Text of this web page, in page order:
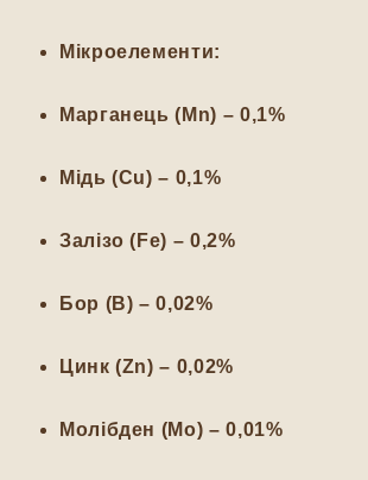
Мікроелементи:
Марганець (Mn) – 0,1%
Мідь (Cu) – 0,1%
Залізо (Fe) – 0,2%
Бор (B) – 0,02%
Цинк (Zn) – 0,02%
Молібден (Mo) – 0,01%